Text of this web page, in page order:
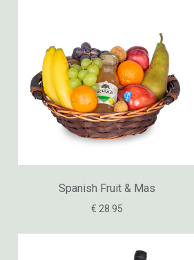
Spanish Fruit & Mas
€ 28.95